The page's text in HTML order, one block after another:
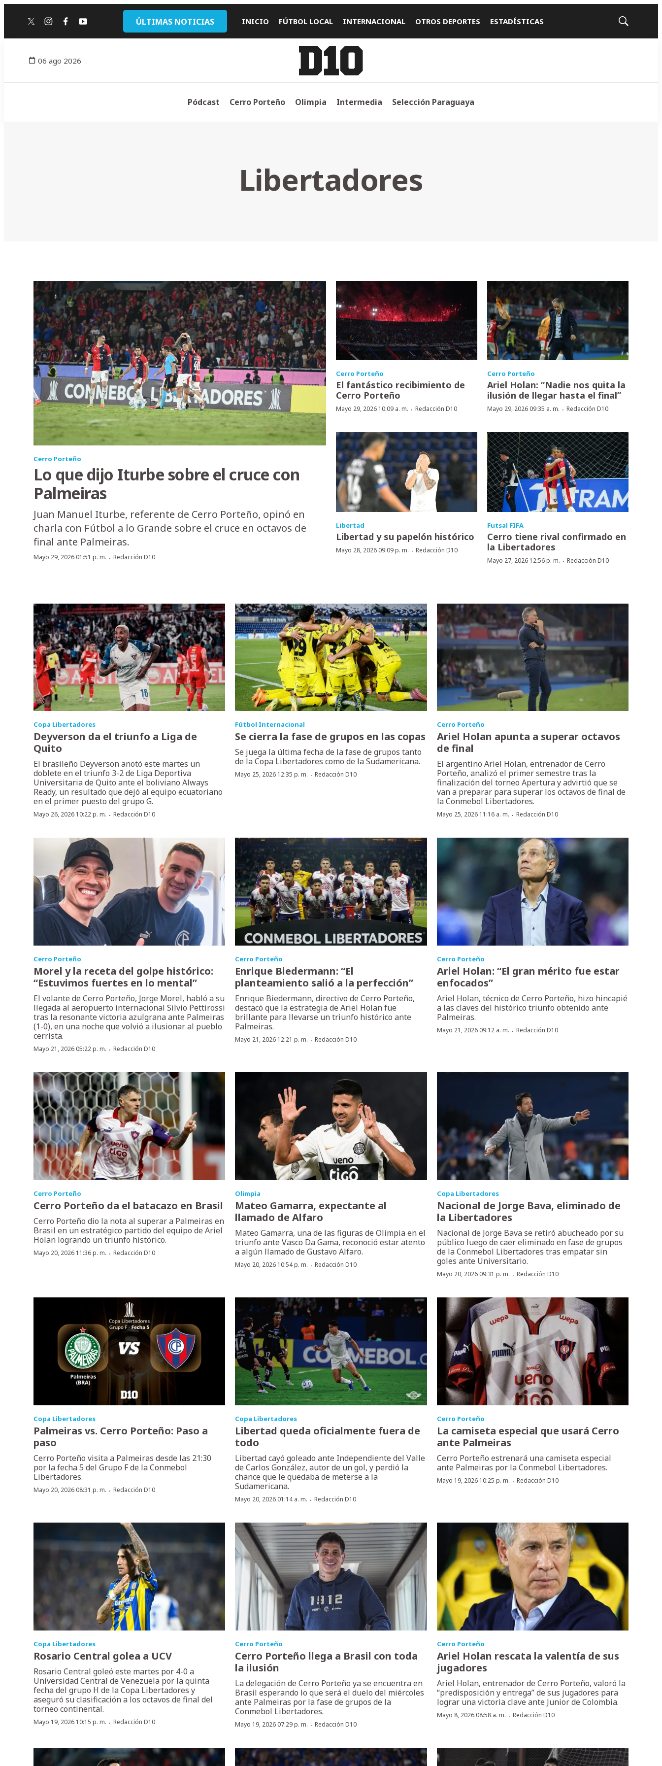
twitterinstagram
facebook
youtube ÚLTIMAS NOTICIAS INICIO FÚTBOL LOCAL INTERNACIONAL OTROS DEPORTES ESTADÍSTICAS
Mostrar
06 ago 2026
Pódcast Cerro Porteño Olimpia Intermedia Selección Paraguaya
Libertadores
Cerro Porteño
Lo que dijo Iturbe sobre el cruce con
Palmeiras
Juan Manuel Iturbe, referente de Cerro Porteño, opinó en
charla con Fútbol a lo Grande sobre el cruce en octavos de
final ante Palmeiras.
Mayo 29, 2026 01:51 p. m. · Redacción D10
Cerro Porteño
El fantástico recibimiento de
Cerro Porteño
Mayo 29, 2026 10:09 a. m. · Redacción D10
Cerro Porteño
Ariel Holan: “Nadie nos quita la
ilusión de llegar hasta el final”
Mayo 29, 2026 09:35 a. m. · Redacción D10
Libertad
Libertad y su papelón histórico
Mayo 28, 2026 09:09 p. m. · Redacción D10
Futsal FIFA
Cerro tiene rival confirmado en
la Libertadores
Mayo 27, 2026 12:56 p. m. · Redacción D10
Copa Libertadores
Deyverson da el triunfo a Liga de
Quito
El brasileño Deyverson anotó este martes un
doblete en el triunfo 3-2 de Liga Deportiva
Universitaria de Quito ante el boliviano Always
Ready, un resultado que dejó al equipo ecuatoriano
en el primer puesto del grupo G.
Mayo 26, 2026 10:22 p. m. · Redacción D10
Fútbol Internacional
Se cierra la fase de grupos en las copas
Se juega la última fecha de la fase de grupos tanto
de la Copa Libertadores como de la Sudamericana.
Mayo 25, 2026 12:35 p. m. ·Redacción D10
Cerro Porteño
Ariel Holan apunta a superar octavos
de final
El argentino Ariel Holan, entrenador de Cerro
Porteño, analizó el primer semestre tras la
finalización del torneo Apertura y advirtió que se
van a preparar para superar los octavos de final de
la Conmebol Libertadores.
Mayo 25, 2026 11:16 a. m. · Redacción D10
Cerro Porteño
Morel y la receta del golpe histórico:
“Estuvimos fuertes en lo mental”
El volante de Cerro Porteño, Jorge Morel, habló a su
llegada al aeropuerto internacional Silvio Pettirossi
tras la resonante victoria azulgrana ante Palmeiras
(1-0), en una noche que volvió a ilusionar al pueblo
cerrista.
Mayo 21, 2026 05:22 p. m. · Redacción D10
Cerro Porteño
Enrique Biedermann: “El
planteamiento salió a la perfección”
Enrique Biedermann, directivo de Cerro Porteño,
destacó que la estrategia de Ariel Holan fue
brillante para llevarse un triunfo histórico ante
Palmeiras.
Mayo 21, 2026 12:21 p. m. ·Redacción D10
Cerro Porteño
Ariel Holan: “El gran mérito fue estar
enfocados”
Ariel Holan, técnico de Cerro Porteño, hizo hincapié
a las claves del histórico triunfo obtenido ante
Palmeiras.
Mayo 21, 2026 09:12 a. m. · Redacción D10
Cerro Porteño
Cerro Porteño da el batacazo en Brasil
Cerro Porteño dio la nota al superar a Palmeiras en
Brasil en un estratégico partido del equipo de Ariel
Holan logrando un triunfo histórico.
Mayo 20, 2026 11:36 p. m. · Redacción D10
Olimpia
Mateo Gamarra, expectante al
llamado de Alfaro
Mateo Gamarra, una de las figuras de Olimpia en el
triunfo ante Vasco Da Gama, reconoció estar atento
a algún llamado de Gustavo Alfaro.
Mayo 20, 2026 10:54 p. m. ·Redacción D10
Copa Libertadores
Nacional de Jorge Bava, eliminado de
la Libertadores
Nacional de Jorge Bava se retiró abucheado por su
público luego de caer eliminado en fase de grupos
de la Conmebol Libertadores tras empatar sin
goles ante Universitario.
Mayo 20, 2026 09:31 p. m. · Redacción D10
Copa Libertadores
Palmeiras vs. Cerro Porteño: Paso a
paso
Cerro Porteño visita a Palmeiras desde las 21:30
por la fecha 5 del Grupo F de la Conmebol
Libertadores.
Mayo 20, 2026 08:31 p. m. · Redacción D10
Copa Libertadores
Libertad queda oficialmente fuera de
todo
Libertad cayó goleado ante Independiente del Valle
de Carlos González, autor de un gol, y perdió la
chance que le quedaba de meterse a la
Sudamericana.
Mayo 20, 2026 01:14 a. m. ·Redacción D10
Cerro Porteño
La camiseta especial que usará Cerro
ante Palmeiras
Cerro Porteño estrenará una camiseta especial
ante Palmeiras por la Conmebol Libertadores.
Mayo 19, 2026 10:25 p. m. · Redacción D10
Copa Libertadores
Rosario Central golea a UCV
Rosario Central goleó este martes por 4-0 a
Universidad Central de Venezuela por la quinta
fecha del grupo H de la Copa Libertadores y
aseguró su clasificación a los octavos de final del
torneo continental.
Mayo 19, 2026 10:15 p. m. · Redacción D10
Cerro Porteño
Cerro Porteño llega a Brasil con toda
la ilusión
La delegación de Cerro Porteño ya se encuentra en
Brasil esperando lo que será el duelo del miércoles
ante Palmeiras por la fase de grupos de la
Conmebol Libertadores.
Mayo 19, 2026 07:29 p. m. ·Redacción D10
Cerro Porteño
Ariel Holan rescata la valentía de sus
jugadores
Ariel Holan, entrenador de Cerro Porteño, valoró la
“predisposición y entrega” de sus jugadores para
lograr una victoria clave ante Junior de Colombia.
Mayo 8, 2026 08:58 a. m. · Redacción D10